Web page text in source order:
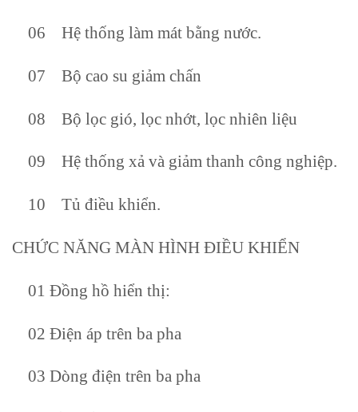
06 Hệ thống làm mát bằng nước.
07 Bộ cao su giảm chấn
08 Bộ lọc gió, lọc nhớt, lọc nhiên liệu
09 Hệ thống xả và giảm thanh công nghiệp.
10 Tủ điều khiển.
CHỨC NĂNG MÀN HÌNH ĐIỀU KHIỂN
01 Đồng hồ hiển thị:
02 Điện áp trên ba pha
03 Dòng điện trên ba pha